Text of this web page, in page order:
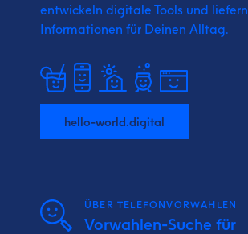
entwickeln digitale Tools und liefern
Informationen für Deinen Alltag.
hello-world.digital
ÜBER TELEFONVORWAHLEN
Vorwahlen-Suche für